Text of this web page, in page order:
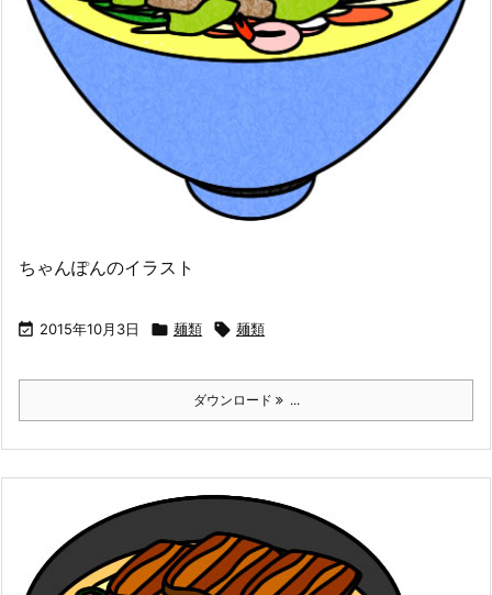
ちゃんぽんのイラスト
 2015年10月3日  麺類  麺類
ダウンロード ...